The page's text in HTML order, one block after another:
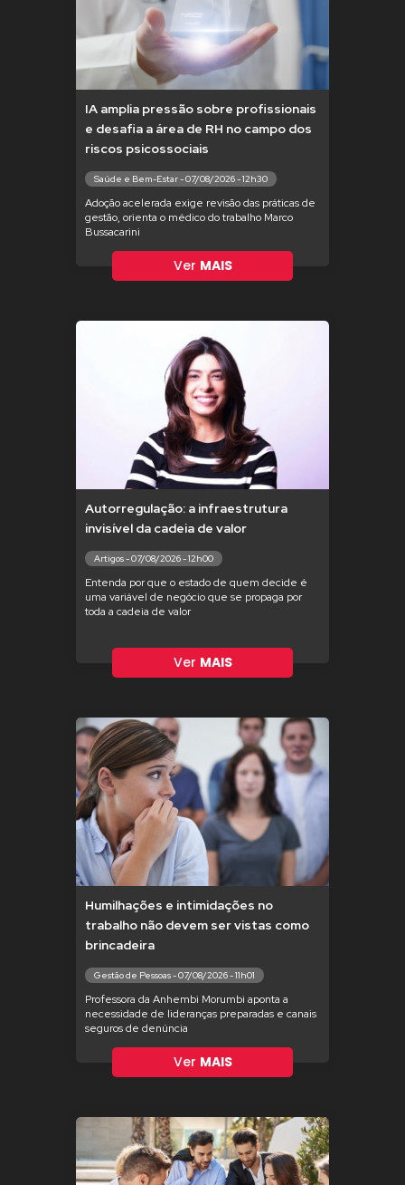
IA amplia pressão sobre profissionais
e desafia a área de RH no campo dos
riscos psicossociais
Saúde e Bem-Estar - 07/08/2026 - 12h30
Adoção acelerada exige revisão das práticas de
gestão, orienta o médico do trabalho Marco
Bussacarini
Ver MAIS
Autorregulação: a infraestrutura
invisível da cadeia de valor
Artigos - 07/08/2026 - 12h00
Entenda por que o estado de quem decide é
uma variável de negócio que se propaga por
toda a cadeia de valor
Ver MAIS
Humilhações e intimidações no
trabalho não devem ser vistas como
brincadeira
Gestão de Pessoas - 07/08/2026 - 11h01
Professora da Anhembi Morumbi aponta a
necessidade de lideranças preparadas e canais
seguros de denúncia
Ver MAIS